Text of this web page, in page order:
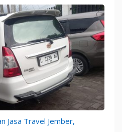
Jasa Travel Jember,